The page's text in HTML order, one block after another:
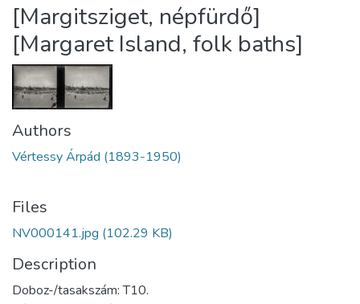
Statistics
About us
[Margitsziget, népfürdő]
[Margaret Island, folk baths]
Authors
Vértessy Árpád (1893-1950)
Files
NV000141.jpg (102.29 KB)
Description
Doboz-/tasakszám: T10.